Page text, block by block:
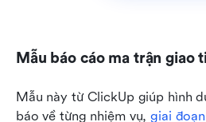
Mẫu báo cáo ma trận giao
Mẫu này từ ClickUp giúp hình
báo về từng nhiệm vụ, giai